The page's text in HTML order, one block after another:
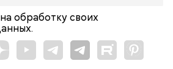
на обработку своих